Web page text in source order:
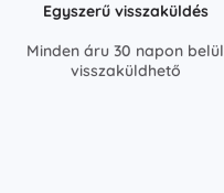
Egyszerű visszaküldés
Minden áru 30 napon belül
visszaküldhető